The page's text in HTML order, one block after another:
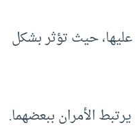
حيث تؤثر بشكل
الأمران ببعضهما.